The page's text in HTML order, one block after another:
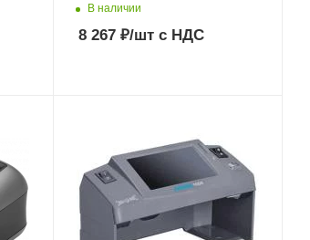
В наличии
8 267₽/штс НДС